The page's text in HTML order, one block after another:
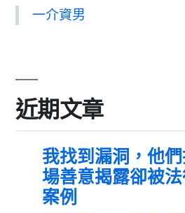
一介資男
近期文章
我找到漏洞，他
場善意揭露卻被
案例